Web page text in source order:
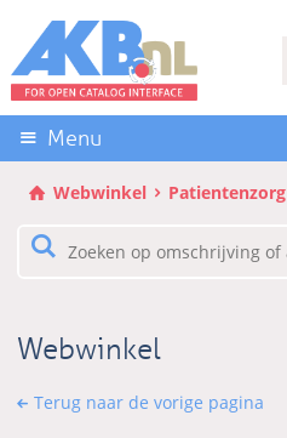
links
over
Direct
naar
de
inhoud
naar
Menu
Webwinkel Patientenzorg
Webwinkel
Terug naar de vorige pagina